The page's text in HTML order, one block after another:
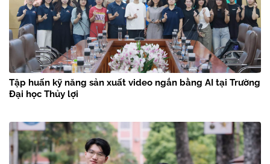
Tập huấn kỹ năng sản xuất video ngắn bằng AI tại Trường
Đại học Thủy lợi